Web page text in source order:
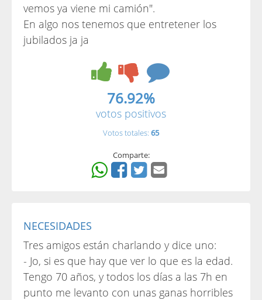
vemos ya viene mi camión".
En algo nos tenemos que entretener los
jubilados ja ja
76.92%
votos positivos
Votos totales: 65
Comparte:
NECESIDADES
Tres amigos están charlando y dice uno:
- Jo, si es que hay que ver lo que es la edad.
Tengo 70 años, y todos los días a las 7h en
punto me levanto con unas ganas horribles